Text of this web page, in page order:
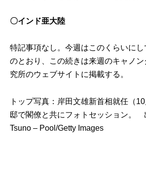
〇インド亜大陸
特記事項なし。今週はこのくらいに
のとおり、この続きは来週のキャノ
究所のウェブサイト に掲載する。
トップ写真：岸田文雄新首相就任（
邸で閣僚と共にフォトセッション。
Tsuno – Pool/Getty Images